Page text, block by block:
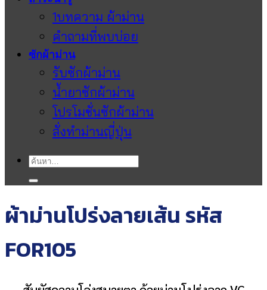
1บทความ ผ้าม่าน
คำถามที่พบบ่อย
ซักผ้าม่าน
รับซักผ้าม่าน
น้ำยาซักผ้าม่าน
โปรโมชั่นซักผ้าม่าน
สั่งทำม่านญี่ปุ่น
ค้นหา:
ผ้าม่านโปร่งลายเส้น รหัส
FOR105